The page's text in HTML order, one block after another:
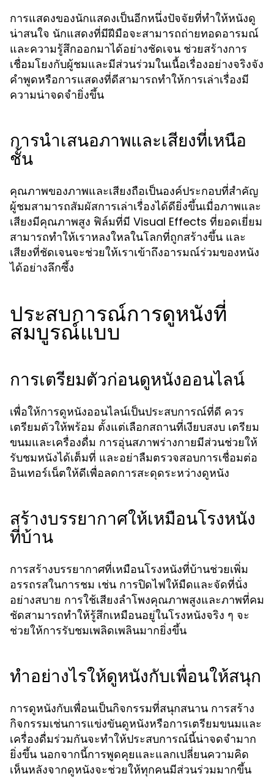
การแสดงของนักแสดงเป็นอีกหนึ่งปัจจัยที่ทำให้หนังดู
น่าสนใจ นักแสดงที่มีฝีมือจะสามารถถ่ายทอดอารมณ์
และความรู้สึกออกมาได้อย่างชัดเจน ช่วยสร้างการ
เชื่อมโยงกับผู้ชมและมีส่วนร่วมในเนื้อเรื่องอย่างจริงจัง
คำพูดหรือการแสดงที่ดีสามารถทำให้การเล่าเรื่องมี
ความน่าจดจำยิ่งขึ้น
การนำเสนอภาพและเสียงที่เหนือ
ชั้น
คุณภาพของภาพและเสียงถือเป็นองค์ประกอบที่สำคัญ
ผู้ชมสามารถสัมผัสการเล่าเรื่องได้ดียิ่งขึ้นเมื่อภาพและ
เสียงมีคุณภาพสูง ฟิล์มที่มี Visual Effects ที่ยอดเยี่ยม
สามารถทำให้เราหลงใหลในโลกที่ถูกสร้างขึ้น และ
เสียงที่ชัดเจนจะช่วยให้เราเข้าถึงอารมณ์ร่วมของหนัง
ได้อย่างลึกซึ้ง
ประสบการณ์การดูหนังที่
สมบูรณ์แบบ
การเตรียมตัวก่อนดูหนังออนไลน์
เพื่อให้การดูหนังออนไลน์เป็นประสบการณ์ที่ดี ควร
เตรียมตัวให้พร้อม ตั้งแต่เลือกสถานที่เงียบสงบ เตรียม
ขนมและเครื่องดื่ม การอุ่นสภาพร่างกายมีส่วนช่วยให้
รับชมหนังได้เต็มที่ และอย่าลืมตรวจสอบการเชื่อมต่อ
อินเทอร์เน็ตให้ดีเพื่อลดการสะดุดระหว่างดูหนัง
สร้างบรรยากาศให้เหมือนโรงหนัง
ที่บ้าน
การสร้างบรรยากาศที่เหมือนโรงหนังที่บ้านช่วยเพิ่ม
อรรถรสในการชม เช่น การปิดไฟให้มืดและจัดที่นั่ง
อย่างสบาย การใช้เสียงลำโพงคุณภาพสูงและภาพที่คม
ชัดสามารถทำให้รู้สึกเหมือนอยู่ในโรงหนังจริง ๆ จะ
ช่วยให้การรับชมเพลิดเพลินมากยิ่งขึ้น
ทำอย่างไรให้ดูหนังกับเพื่อนให้สนุก
การดูหนังกับเพื่อนเป็นกิจกรรมที่สนุกสนาน การสร้าง
กิจกรรมเช่นการแข่งขันดูหนังหรือการเตรียมขนมและ
เครื่องดื่มร่วมกันจะทำให้ประสบการณ์นี้น่าจดจำมาก
ยิ่งขึ้น นอกจากนี้การพูดคุยและแลกเปลี่ยนความคิด
เห็นหลังจากดูหนังจะช่วยให้ทุกคนมีส่วนร่วมมากขึ้น